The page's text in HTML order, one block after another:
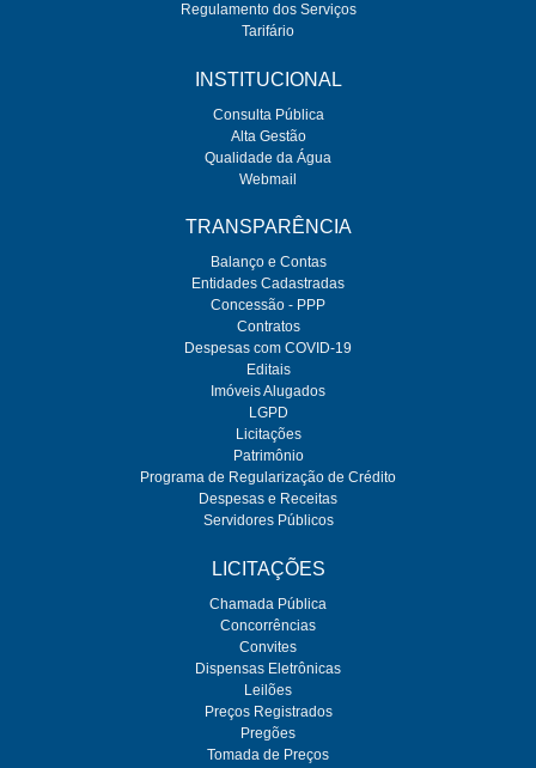
Regulamento dos Serviços
Tarifário
INSTITUCIONAL
Consulta Pública
Alta Gestão
Qualidade da Água
Webmail
TRANSPARÊNCIA
Balanço e Contas
Entidades Cadastradas
Concessão - PPP
Contratos
Despesas com COVID-19
Editais
Imóveis Alugados
LGPD
Licitações
Patrimônio
Programa de Regularização de Crédito
Despesas e Receitas
Servidores Públicos
LICITAÇÕES
Chamada Pública
Concorrências
Convites
Dispensas Eletrônicas
Leilões
Preços Registrados
Pregões
Tomada de Preços